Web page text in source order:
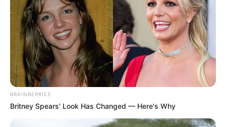
BRAINBERRIES
Britney Spears' Look Has Changed — Here's Why